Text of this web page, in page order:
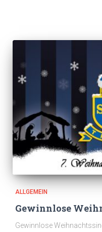
ALLGEMEIN
Gewinnlose
Gewinnlose